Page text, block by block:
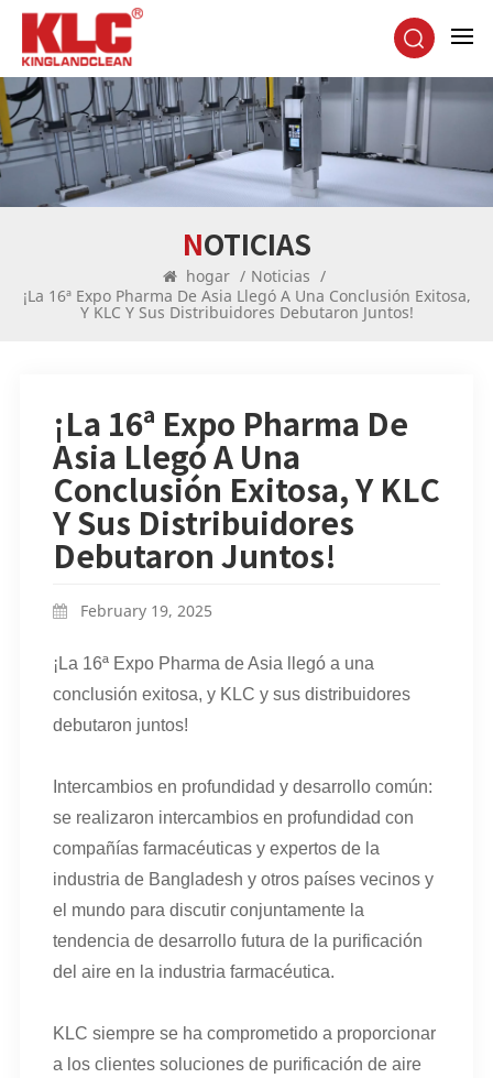
NOTICIAS
hogar / Noticias /
¡La 16ª Expo Pharma De Asia Llegó A Una Conclusión Exitosa,
Y KLC Y Sus Distribuidores Debutaron Juntos!
¡La 16ª Expo Pharma De
Asia Llegó A Una
Conclusión Exitosa, Y KLC
Y Sus Distribuidores
Debutaron Juntos!
February 19, 2025
¡La 16ª Expo Pharma de Asia llegó a una
conclusión exitosa, y KLC y sus distribuidores
debutaron juntos!
Intercambios en profundidad y desarrollo común:
se realizaron intercambios en profundidad con
compañías farmacéuticas y expertos de la
industria de Bangladesh y otros países vecinos y
el mundo para discutir conjuntamente la
tendencia de desarrollo futura de la purificación
del aire en la industria farmacéutica.
KLC siempre se ha comprometido a proporcionar
a los clientes soluciones de purificación de aire